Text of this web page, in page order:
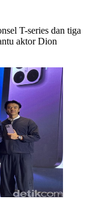
T-series dan tiga
aktor Dion